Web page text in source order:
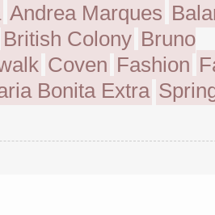
Andrea Marques
British Colony Bruno
Coven Fashion
Bonita Extra